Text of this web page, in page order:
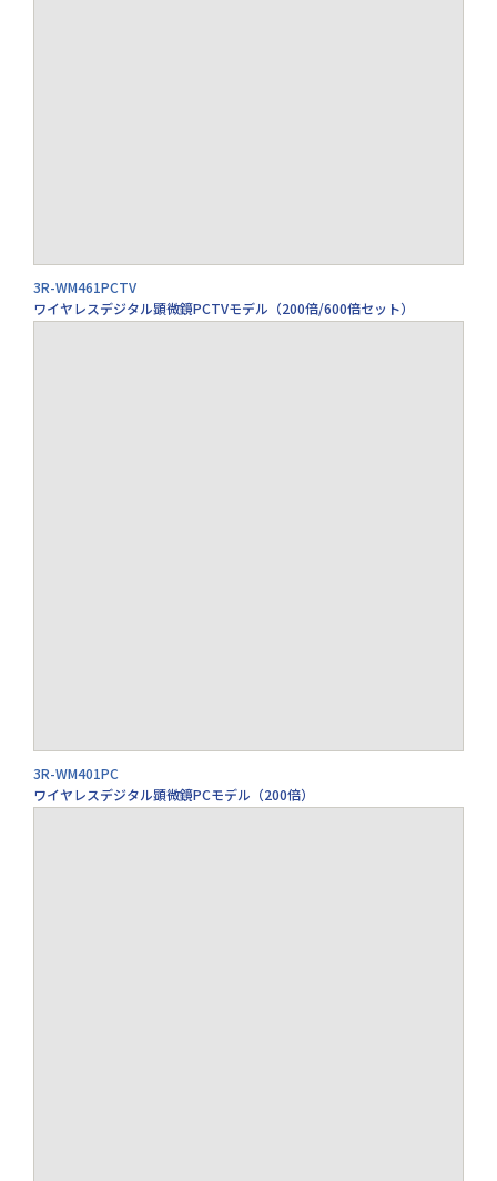
3R-WM461PCTV
ワイヤレスデジタル顕微鏡PCTVモデル（200倍/600倍セット）
3R-WM401PC
ワイヤレスデジタル顕微鏡PCモデル（200倍）